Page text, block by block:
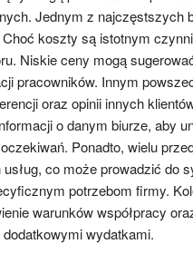
Jednym z najczęstszych
koszty są istotnym
Niskie ceny mogą
pracowników. Innym
oraz opinii innych
o danym biurze, aby
Ponadto, wielu
co może prowadzić do
potrzebom firmy.
warunków współpracy
wydatkami.